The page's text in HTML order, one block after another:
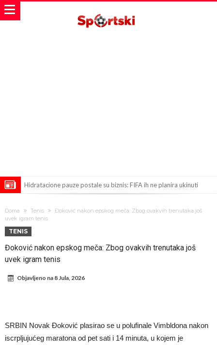
Hidratacione pauze postale su biznis: FIFA ih ne planira ukinuti
Infantino i ljubavnička veza: Kontroverzni detalji i novčana isplata iz
UEFA
Murinjo uvodi strogu disciplinu u Real Madrid. Ovo su tri nova
pravila
Arsenal za 138 miliona evra dovodi zvezdu Serie A?
Doma Tenis
Đoković nakon epskog meča: Zbog ovakvih trenutaka još
uvek igram tenis
TENIS
Đoković nakon epskog meča: Zbog ovakvih trenutaka još
uvek igram tenis
Objavljeno na 8 Jula, 2026
SRBIN Novak Đoković plasirao se u polufinale Vimbldona nakon
iscrpljujućeg maratona od pet sati i 14 minuta, u kojem je